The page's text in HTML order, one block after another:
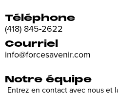
Téléphone
(418) 845-2622
Courriel
info@forcesavenir.com
Notre équipe
Entrez en contact avec nous et